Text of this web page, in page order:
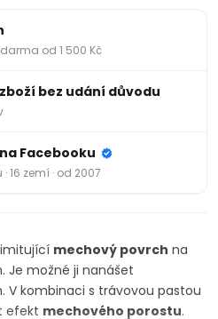
od 1 500 Kč
bez udání důvodu
Facebooku
16 zemí · od 2007
mechový povrch na
Je možné ji nanášet
kombinaci s trávovou pastou
efekt mechového porostu.